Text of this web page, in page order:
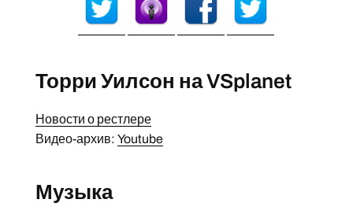
Торри Уилсон на VSplanet
Новости о рестлере
Видео-архив: Youtube
Музыка